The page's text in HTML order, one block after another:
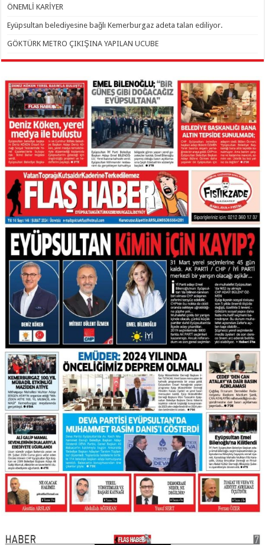
ÖNEMLİ KARİYER
Eyüpsultan belediyesine bağlı Kemerburgaz adeta talan ediliyor.
GÖKTÜRK METRO ÇIKIŞINA YAPILAN UCUBE